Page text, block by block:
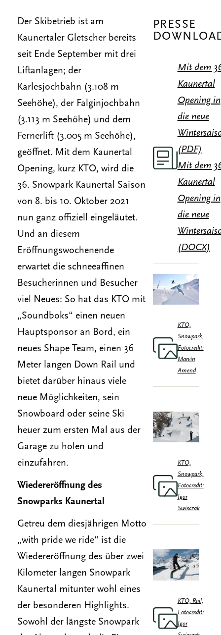
Der Skibetrieb ist am
Kaunertaler Gletscher bereits
seit Ende September mit drei
Liftanlagen; der
Karlesjochbahn (3.108 m
Seehöhe), der Falginjochbahn
(3.113 m Seehöhe) und dem
Fernerlift (3.005 m Seehöhe),
geöffnet. Mit dem Kaunertal
Opening, kurz KTO, wird die
36. Snowpark Kaunertal Saison
von 8. bis 10. Oktober 2021
nun ganz offiziell eingeläutet.
Und an diesem
Eröffnungswochenende
erwartet die schneeaffinen
Besucherinnen und Besucher
viel Neues: So hat das KTO mit
„Soundboks“ einen neuen
Hauptsponsor an Bord, ein
neues Shape Team, einen 36
Meter langen Down Rail und
bietet darüber hinaus viele
neue Möglichkeiten, sein
Snowboard oder seine Ski
heuer zum ersten Mal aus der
Garage zu holen und
einzufahren.
Wiedereröffnung des
Snowparks Kaunertal
Getreu dem diesjährigen Motto
„with pride we ride“ ist die
Wiedereröffnung des über zwei
Kilometer langen Snowpark
Kaunertal mitunter wohl eines
der besonderen Highlights.
Sowohl der längste Snowpark
PRESSE
Mit dem
Kaunertal
Opening in
die neue
(PDF)
Mit dem
Kaunertal
Opening in
die neue
(DOCX)
KTO,
Snowpark,
Fotocredit:
Marvin
Amend
KTO,
Snowpark,
Fotocredit:
Igor
Swieczak
KTO, Rail,
Fotocredit:
Igor